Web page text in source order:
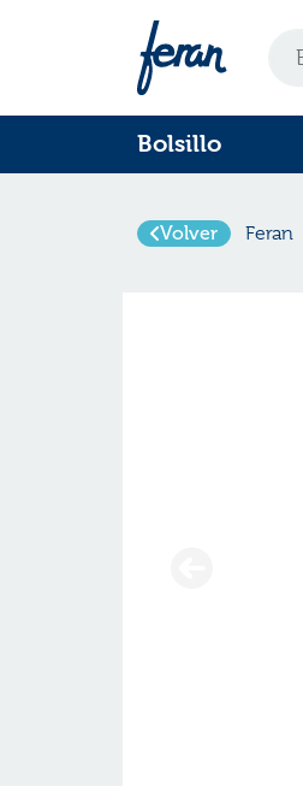
Bolsillo
Volver Feran